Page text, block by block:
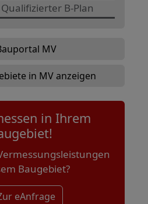
Qualifizierter B-Plan
MV
in MV anzeigen
in Ihrem
Baugebiet?
eAnfrage